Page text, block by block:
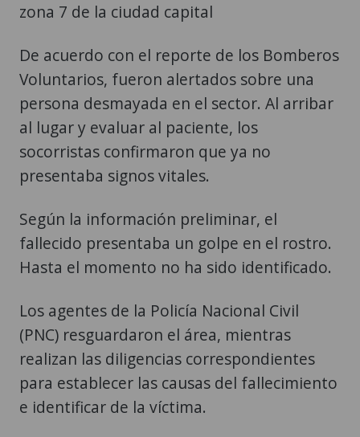
zona 7 de la ciudad capital
De acuerdo con el reporte de los Bomberos
Voluntarios, fueron alertados sobre una
persona desmayada en el sector. Al arribar
al lugar y evaluar al paciente, los
socorristas confirmaron que ya no
presentaba signos vitales.
Según la información preliminar, el
fallecido presentaba un golpe en el rostro.
Hasta el momento no ha sido identificado.
Los agentes de la Policía Nacional Civil
(PNC) resguardaron el área, mientras
realizan las diligencias correspondientes
para establecer las causas del fallecimiento
e identificar de la víctima.